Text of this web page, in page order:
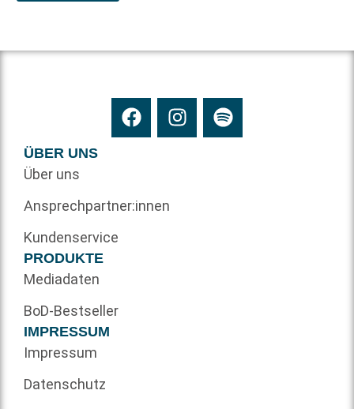
ÜBER UNS
Über uns
Ansprechpartner:innen
Kundenservice
PRODUKTE
Mediadaten
BoD-Bestseller
IMPRESSUM
Impressum
Datenschutz